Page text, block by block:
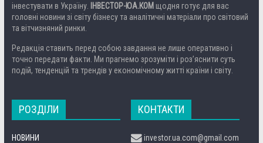
інвестувати в Україну.
ІНВЕСТОР-ЮА.КОМ щодня готує для вас
головні новини зі світу бізнесу та аналітичні матеріали про світовий
та вітчизняний ринки.
Редакція ставить перед собою завдання не лише оперативно і
точно передати факти. Ми прагнемо зрозуміти і роз’яснити суть
подій, тенденцій та трендів у економічному житті країни і світу.
РОЗДІЛИ
НОВИНИ
КОНТАКТИ
investor.ua.com@gmail.com